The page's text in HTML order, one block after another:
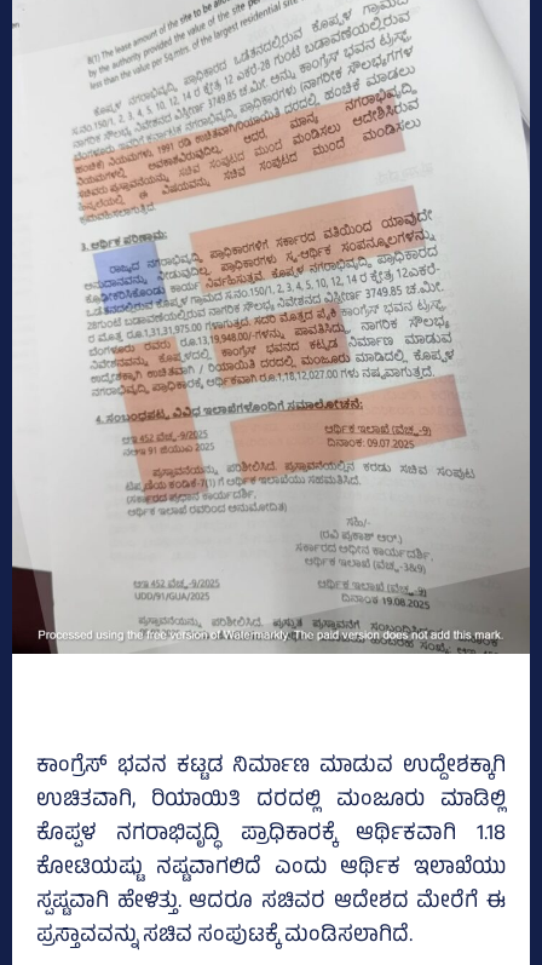
ಕಾಂಗ್ರೆಸ್‌ ಭವನ ಕಟ್ಟಡ ನಿರ್ಮಾಣ ಮಾಡುವ ಉದ್ದೇಶಕ್ಕಾಗಿ
ಉಚಿತವಾಗಿ, ರಿಯಾಯಿತಿ ದರದಲ್ಲಿ ಮಂಜೂರು ಮಾಡಿಲ್ಲಿ
ಕೊಪ್ಪಳ ನಗರಾಭಿವೃದ್ಧಿ ಪ್ರಾಧಿಕಾರಕ್ಕೆ ಆರ್ಥಿಕವಾಗಿ 1.18
ಕೋಟಿಯಷ್ಟು ನಷ್ಟವಾಗಲಿದೆ ಎಂದು ಆರ್ಥಿಕ ಇಲಾಖೆಯು
ಸ್ಪಷ್ಟವಾಗಿ ಹೇಳಿತ್ತು. ಆದರೂ ಸಚಿವರ ಆದೇಶದ ಮೇರೆಗೆ ಈ
ಪ್ರಸ್ತಾವವನ್ನು ಸಚಿವ ಸಂಪುಟಕ್ಕೆ ಮಂಡಿಸಲಾಗಿದೆ.